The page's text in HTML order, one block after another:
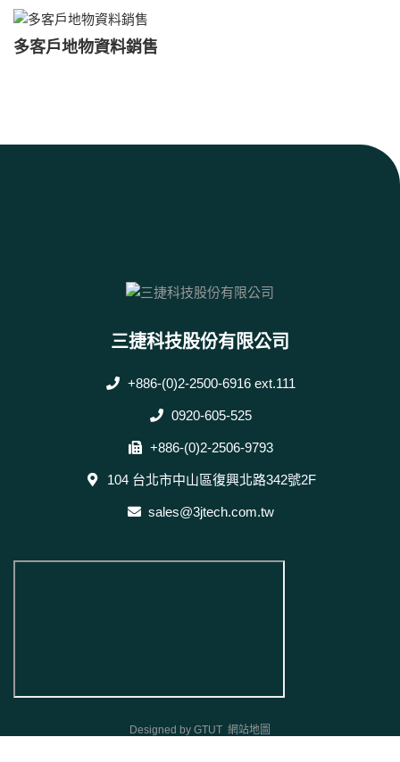
多客戶地物資料銷售
三捷科技股份有限公司
+886-(0)2-2500-6916 ext.111
0920-605-525
+886-(0)2-2506-9793
104 台北市中山區復興北路342號2F
sales@3jtech.com.tw
Designed by GTUT 網站地圖